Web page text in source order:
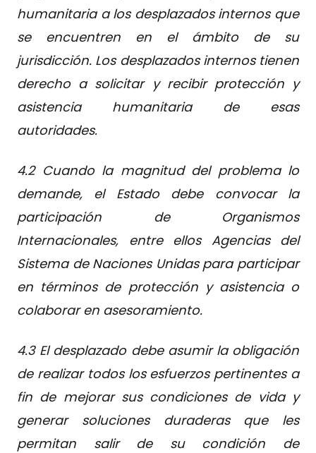
humanitaria a los desplazados internos que
se encuentren en el ámbito de su
jurisdicción. Los desplazados internos tienen
derecho a solicitar y recibir protección y
asistencia humanitaria de esas
autoridades.
4.2 Cuando la magnitud del problema lo
demande, el Estado debe convocar la
participación de Organismos
Internacionales, entre ellos Agencias del
Sistema de Naciones Unidas para participar
en términos de protección y asistencia o
colaborar en asesoramiento.
4.3 El desplazado debe asumir la obligación
de realizar todos los esfuerzos pertinentes a
fin de mejorar sus condiciones de vida y
generar soluciones duraderas que les
permitan salir de su condición de